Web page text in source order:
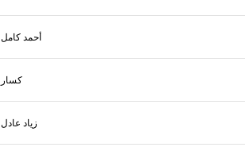
أحمد كامل
كسار
زياد عادل